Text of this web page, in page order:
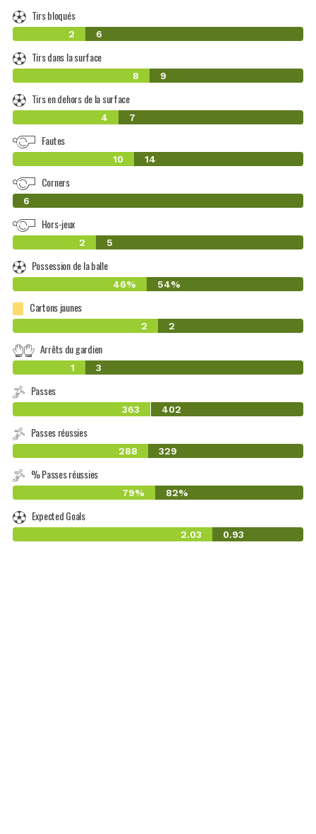
Tirs bloqués
2 6
Tirs dans la surface
8 9
Tirs en dehors de la surface
4 7
Fautes
10 14
Corners
0
6
Hors-jeux
2 5
Possession de la balle
46% 54%
Cartons jaunes
2 2
Arrêts du gardien
1 3
Passes
363 402
Passes réussies
288 329
% Passes réussies
79% 82%
Expected Goals
2.03 0.93